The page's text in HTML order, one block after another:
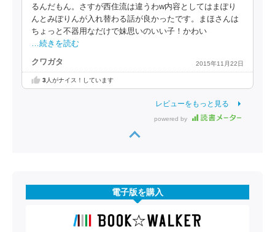
るんだもん。さすが西住流は違うわw内容としてはまぽり
んとみぽりんが入れ替わる話が良かったです。まほさんは
ちょっと不器用なだけで妹思いのいい子！かわい
…続きを読む
クワガタ 2015年11月22日
3人がナイス！しています
レビューをもっと見る
powered by
電子版を購入